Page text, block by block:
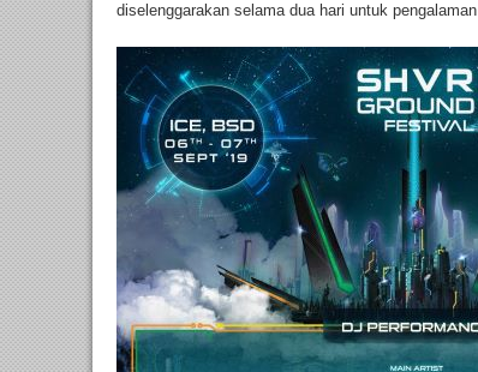
diselenggarakan selama dua hari untuk pengalaman